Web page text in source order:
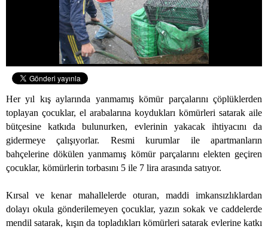
Her yıl kış aylarında yanmamış kömür parçalarını çöplüklerden
toplayan çocuklar, el arabalarına koydukları kömürleri satarak aile
bütçesine katkıda bulunurken, evlerinin yakacak ihtiyacını da
gidermeye çalışıyorlar. Resmi kurumlar ile apartmanların
bahçelerine dökülen yanmamış kömür parçalarını elekten geçiren
çocuklar, kömürlerin torbasını 5 ile 7 lira arasında satıyor.
Kırsal ve kenar mahallelerde oturan, maddi imkansızlıklardan
dolayı okula gönderilemeyen çocuklar, yazın sokak ve caddelerde
mendil satarak, kışın da topladıkları kömürleri satarak evlerine katkı